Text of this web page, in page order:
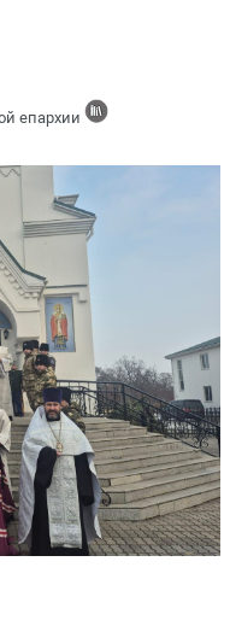
епархии